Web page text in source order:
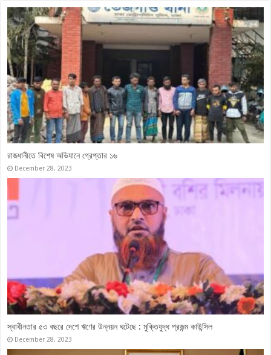
ওবায়দুল কাদেরসহ ৭ নেতার মামলার সাক্ষ্যগ্রহণ শেষ, যুক্তিতর্ক ১৭ মে
April 27, 2026
ভারতবিরোধী ‘কঠোর অবস্থান’ থেকে সরতে চায় বিএনপি
May 18, 2024